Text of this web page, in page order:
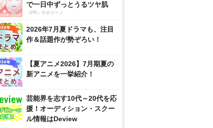
で一日中ずっとうるツヤ肌
（PR）サボリーノ
2026年7月夏ドラマも、注目
作＆話題作が勢ぞろい！
【夏アニメ2026】7月期夏の
新アニメを一挙紹介！
芸能界を志す10代～20代を応
援！オーディション・スクー
ル情報はDeview